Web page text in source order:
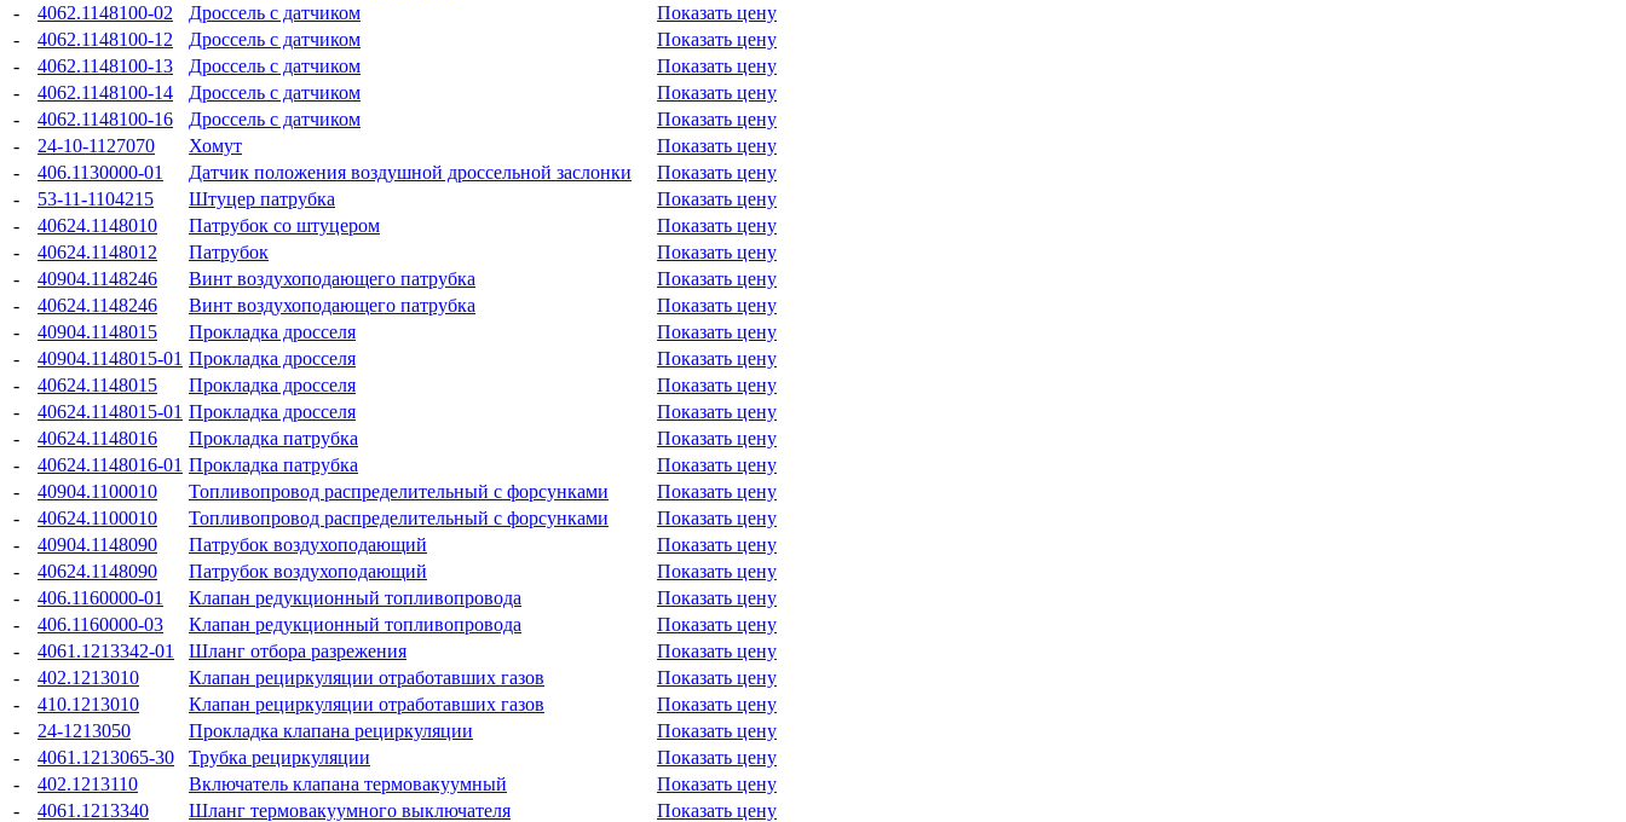
-
4062.1148100-02 Дроссель с датчиком
Показать цену
-
4062.1148100-12 Дроссель с датчиком
Показать цену
-
4062.1148100-13 Дроссель с датчиком
Показать цену
-
4062.1148100-14 Дроссель с датчиком
Показать цену
-
4062.1148100-16 Дроссель с датчиком
Показать цену
-
24-10-1127070 Хомут
Показать цену
-
406.1130000-01 Датчик положения воздушной дроссельной заслонки
Показать цену
-
53-11-1104215 Штуцер патрубка
Показать цену
-
40624.1148010 Патрубок со штуцером
Показать цену
-
40624.1148012 Патрубок
Показать цену
-
40904.1148246 Винт воздухоподающего патрубка
Показать цену
-
40624.1148246 Винт воздухоподающего патрубка
Показать цену
-
40904.1148015 Прокладка дросселя
Показать цену
-
40904.1148015-01 Прокладка дросселя
Показать цену
-
40624.1148015 Прокладка дросселя
Показать цену
-
40624.1148015-01 Прокладка дросселя
Показать цену
-
40624.1148016 Прокладка патрубка
Показать цену
-
40624.1148016-01 Прокладка патрубка
Показать цену
-
40904.1100010 Топливопровод распределительный с форсунками
Показать цену
-
40624.1100010 Топливопровод распределительный с форсунками
Показать цену
-
40904.1148090 Патрубок воздухоподающий
Показать цену
-
40624.1148090 Патрубок воздухоподающий
Показать цену
-
406.1160000-01 Клапан редукционный топливопровода
Показать цену
-
406.1160000-03 Клапан редукционный топливопровода
Показать цену
-
4061.1213342-01 Шланг отбора разрежения
Показать цену
-
402.1213010 Клапан рециркуляции отработавших газов
Показать цену
-
410.1213010 Клапан рециркуляции отработавших газов
Показать цену
-
24-1213050 Прокладка клапана рециркуляции
Показать цену
-
4061.1213065-30 Трубка рециркуляции
Показать цену
-
402.1213110 Включатель клапана термовакуумный
Показать цену
-
4061.1213340 Шланг термовакуумного выключателя Показать цену